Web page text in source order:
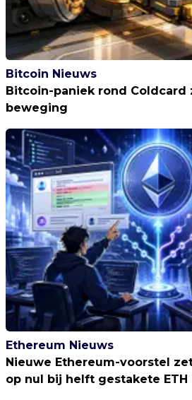
Bitcoin Nieuws
Bitcoin-paniek rond Coldcard
beweging
Ethereum Nieuws
Nieuwe Ethereum-voorstel
op nul bij helft gestakete ETH